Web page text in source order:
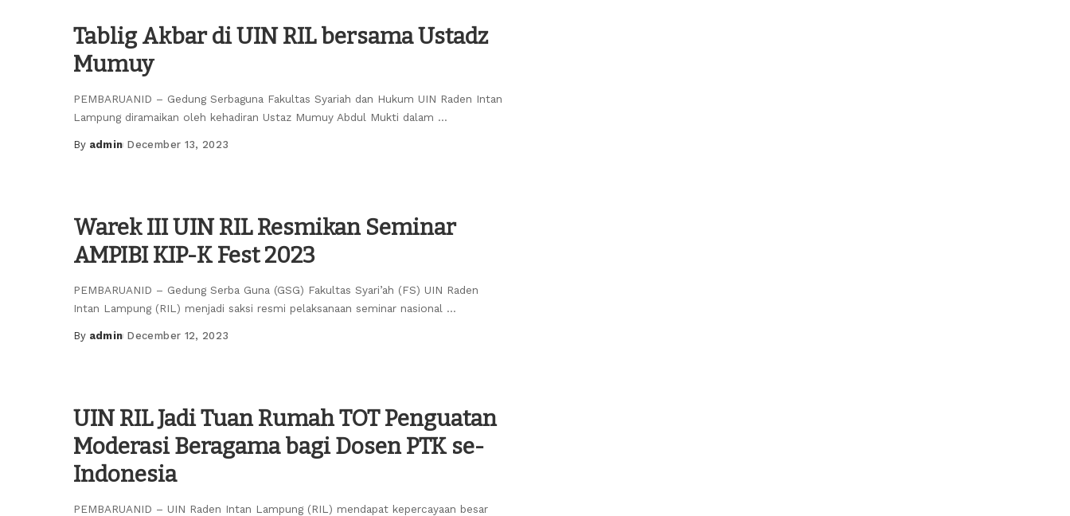
Tablig Akbar di UIN RIL bersama Ustadz
Mumuy
PEMBARUANID – Gedung Serbaguna Fakultas Syariah dan Hukum UIN Raden Intan
Lampung diramaikan oleh kehadiran Ustaz Mumuy Abdul Mukti dalam ...
Posted
By admin December 13, 2023
Warek III UIN RIL Resmikan Seminar
AMPIBI KIP-K Fest 2023
PEMBARUANID – Gedung Serba Guna (GSG) Fakultas Syari’ah (FS) UIN Raden
Intan Lampung (RIL) menjadi saksi resmi pelaksanaan seminar nasional ...
Posted
By admin December 12, 2023
UIN RIL Jadi Tuan Rumah TOT Penguatan
Moderasi Beragama bagi Dosen PTK se-
Indonesia
PEMBARUANID – UIN Raden Intan Lampung (RIL) mendapat kepercayaan besar